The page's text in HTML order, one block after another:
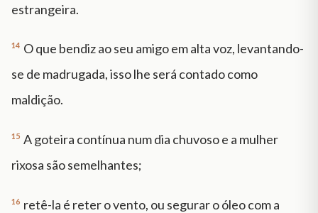
estrangeira.
14 O que bendiz ao seu amigo em alta voz, levantando-
se de madrugada, isso lhe será contado como
maldição.
15 A goteira contínua num dia chuvoso e a mulher
rixosa são semelhantes;
16 retê-la é reter o vento, ou segurar o óleo com a